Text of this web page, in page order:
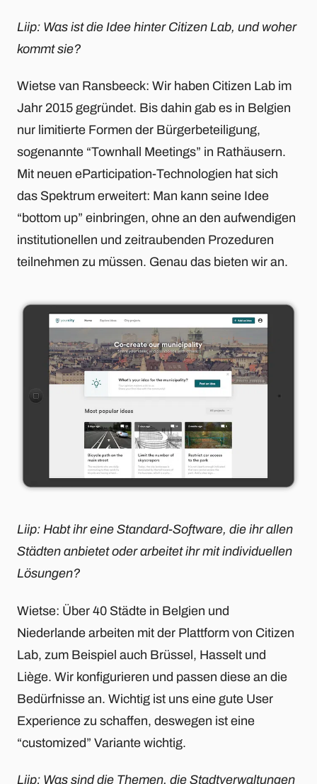
Liip: Was ist die Idee hinter Citizen Lab, und woher
kommt sie?
Wietse van Ransbeeck: Wir haben Citizen Lab im
Jahr 2015 gegründet. Bis dahin gab es in Belgien
nur limitierte Formen der Bürgerbeteiligung,
sogenannte “Townhall Meetings” in Rathäusern.
Mit neuen eParticipation-Technologien hat sich
das Spektrum erweitert: Man kann seine Idee
“bottom up” einbringen, ohne an den aufwendigen
institutionellen und zeitraubenden Prozeduren
teilnehmen zu müssen. Genau das bieten wir an.
Liip: Habt ihr eine Standard-Software, die ihr allen
Städten anbietet oder arbeitet ihr mit individuellen
Lösungen?
Wietse: Über 40 Städte in Belgien und
Niederlande arbeiten mit der Plattform von Citizen
Lab, zum Beispiel auch Brüssel, Hasselt und
Liège. Wir konfigurieren und passen diese an die
Bedürfnisse an. Wichtig ist uns eine gute User
Experience zu schaffen, deswegen ist eine
“customized” Variante wichtig.
Liip: Was sind die Themen, die Stadtverwaltungen